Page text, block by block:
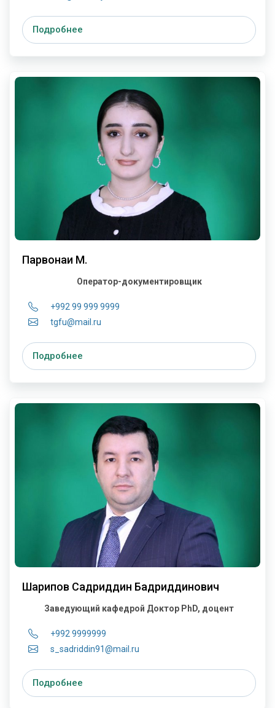
Подробнее
Парвонаи М.
Оператор-документировщик
+992 99 999 9999
tgfu@mail.ru
Подробнее
Шарипов Садриддин Бадриддинович
Заведующий кафедрой Доктор PhD, доцент
+992 9999999
s_sadriddin91@mail.ru
Подробнее